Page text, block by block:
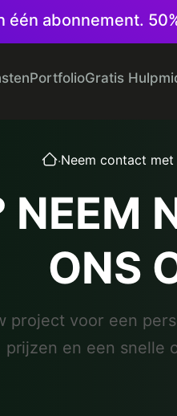
abonnement.
PortfolioGratis
.Neem contact met
NEEM
ONS
project voor een
prijzen en een snelle